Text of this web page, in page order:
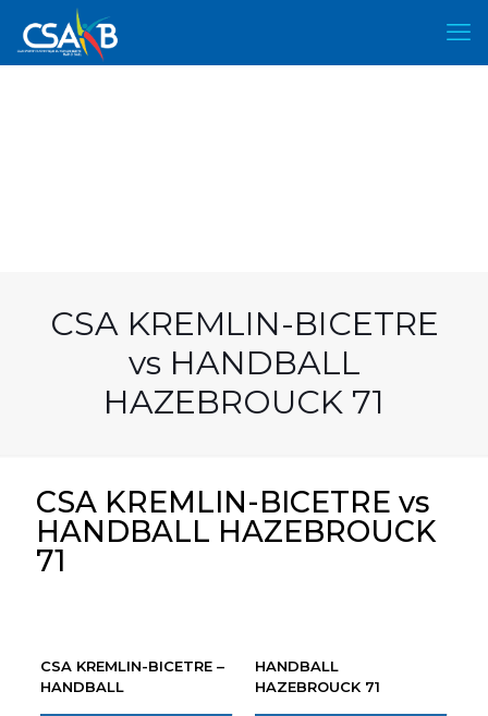
CSA KREMLIN-BICETRE
vs HANDBALL
HAZEBROUCK 71
CSA KREMLIN-BICETRE vs
HANDBALL HAZEBROUCK
71
CSA KREMLIN-BICETRE –
HANDBALL
HANDBALL
HAZEBROUCK 71